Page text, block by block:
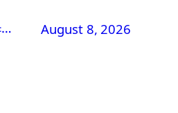
… August 8, 2026